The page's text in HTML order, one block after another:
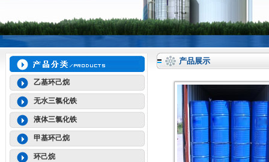
乙基环己烷
无水三氯化铁
液体三氯化铁
甲基环己烷
环己烷
产品展示